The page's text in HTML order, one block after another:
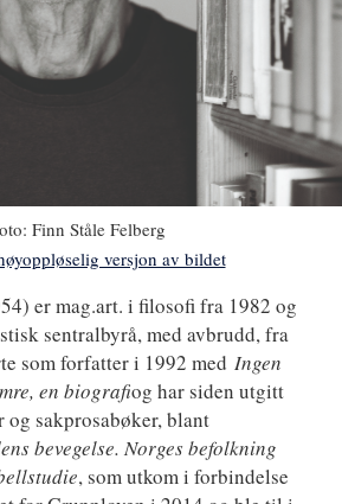
Finn Ståle Felberg
versjon av bildet
er mag.art. i filosofi fra 1982 og
sentralbyrå, med avbrudd, fra
som forfatter i 1992 med Ingen
en biografiog har siden utgitt
sakprosabøker, blant
bevegelse. Norges befolkning
, som utkom i forbindelse